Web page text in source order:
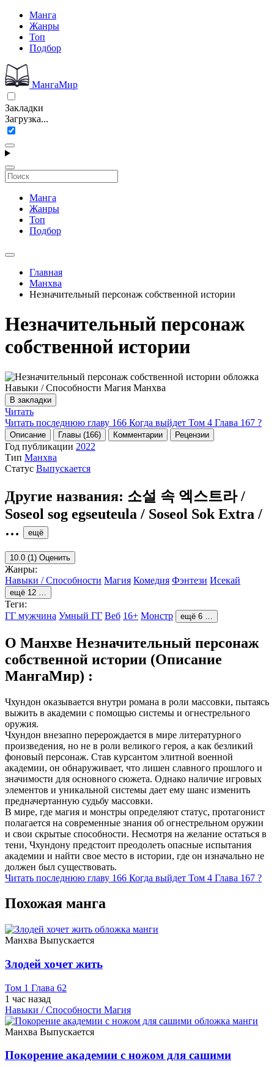
Манга
Жанры
Топ
Подбор
МангаМир
Закладки
Загрузка...
Манга
Жанры
Топ
Подбор
Главная
Манхва
Незначительный персонаж собственной истории
Незначительный персонаж
собственной истории
В закладки
Читать
Читать последнюю главу 166 Когда выйдет Том 4 Глава 167 ?
Описание Главы (166) Комментарии Рецензии
Год публикации 2022
Тип Манхва
Статус Выпускается
Другие названия: 소설 속 엑스트라 /
Soseol sog egseuteula / Soseol Sok Extra /
…
ещё
10.0 (1) Оценить
Жанры:
Навыки / Способности Магия Комедия Фэнтези Исекай
ещё 12 …
Теги:
ГГ мужчина Умный ГГ Веб 16+ Монстр ещё 6 …
О Манхве Незначительный персонаж
собственной истории (Описание
МангаМир) :
Чхундон оказывается внутри романа в роли массовки, пытаясь
выжить в академии с помощью системы и огнестрельного
оружия.
Чхундон внезапно перерождается в мире литературного
произведения, но не в роли великого героя, а как безликий
фоновый персонаж. Став курсантом элитной военной
академии, он обнаруживает, что лишен славного прошлого и
значимости для основного сюжета. Однако наличие игровых
элементов и уникальной системы дает ему шанс изменить
предначертанную судьбу массовки.
В мире, где магия и монстры определяют статус, протагонист
полагается на современные знания об огнестрельном оружии
и свои скрытые способности. Несмотря на желание остаться в
тени, Чхундону предстоит преодолеть опасные испытания
академии и найти свое место в истории, где он изначально не
должен был существовать.
Читать последнюю главу 166 Когда выйдет Том 4 Глава 167 ?
Похожая манга
Манхва Выпускается
Злодей хочет жить
Том 1 Глава 62
1 час назад
Навыки / Способности Магия
Манхва Выпускается
Покорение академии с ножом для сашими